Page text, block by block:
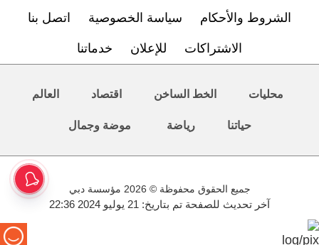
الشروط والأحكام سياسة الخصوصية اتصل بنا
الاشتراكات للإعلان خدماتنا
محليات الخط الساخن اقتصاد العالم
حياتنا رياضة موضة وجمال
جميع الحقوق محفوظة © 2026 مؤسسة دبي
آخر تحديث للصفحة تم بتاريخ: 21 يوليو 2024 22:36